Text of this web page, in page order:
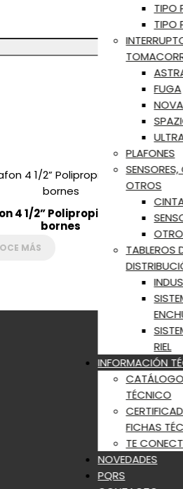
TIPO
TIPO
FUGA
NOVA
PLAFONES
OTROS
TABLEROS
RIEL
INFORMACIÓN
CATÁLOGO
TÉCNICO
FICHAS
TE
NOVEDADES
PQRS
4 1/2” Polipropileno con
bornes
MÁS